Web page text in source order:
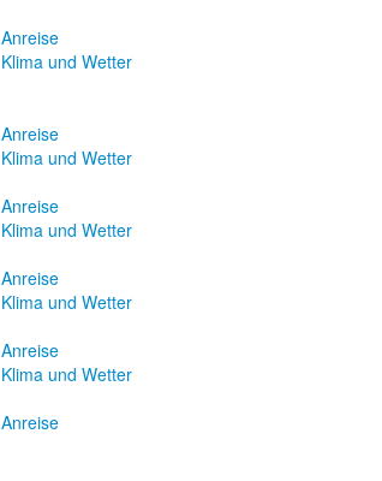
Anreise
Klima und Wetter
Anreise
Klima und Wetter
Anreise
Klima und Wetter
Anreise
Klima und Wetter
Anreise
Klima und Wetter
Anreise